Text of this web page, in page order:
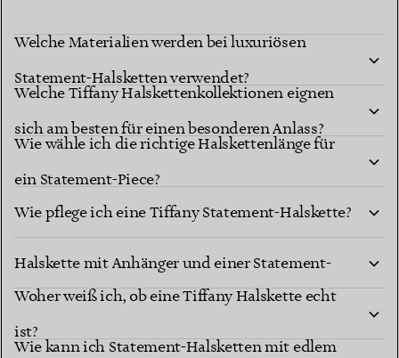
Welche Materialien werden bei luxuriösen
Statement-Halsketten verwendet?
Welche Tiffany Halskettenkollektionen eignen
sich am besten für einen besonderen Anlass?
Wie wähle ich die richtige Halskettenlänge für
ein Statement-Piece?
Wie pflege ich eine Tiffany Statement-Halskette?
Was ist der Unterschied zwischen einer
Halskette mit Anhänger und einer Statement-
Halskette?
Woher weiß ich, ob eine Tiffany Halskette echt
ist?
Wie kann ich Statement-Halsketten mit edlem